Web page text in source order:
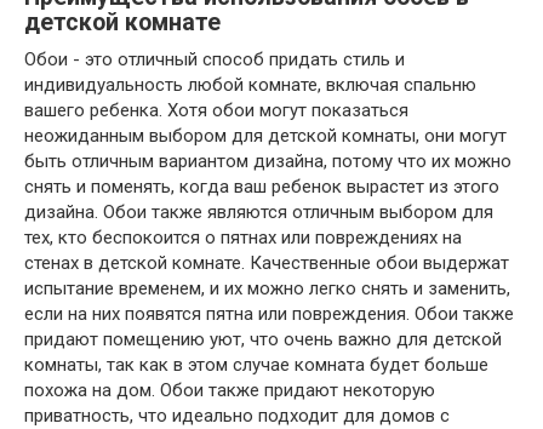
детской комнате
Обои - это отличный способ придать стиль и
индивидуальность любой комнате, включая спальню
вашего ребенка. Хотя обои могут показаться
неожиданным выбором для детской комнаты, они могут
быть отличным вариантом дизайна, потому что их можно
снять и поменять, когда ваш ребенок вырастет из этого
дизайна. Обои также являются отличным выбором для
тех, кто беспокоится о пятнах или повреждениях на
стенах в детской комнате. Качественные обои выдержат
испытание временем, и их можно легко снять и заменить,
если на них появятся пятна или повреждения. Обои также
придают помещению уют, что очень важно для детской
комнаты, так как в этом случае комната будет больше
похожа на дом. Обои также придают некоторую
приватность, что идеально подходит для домов с